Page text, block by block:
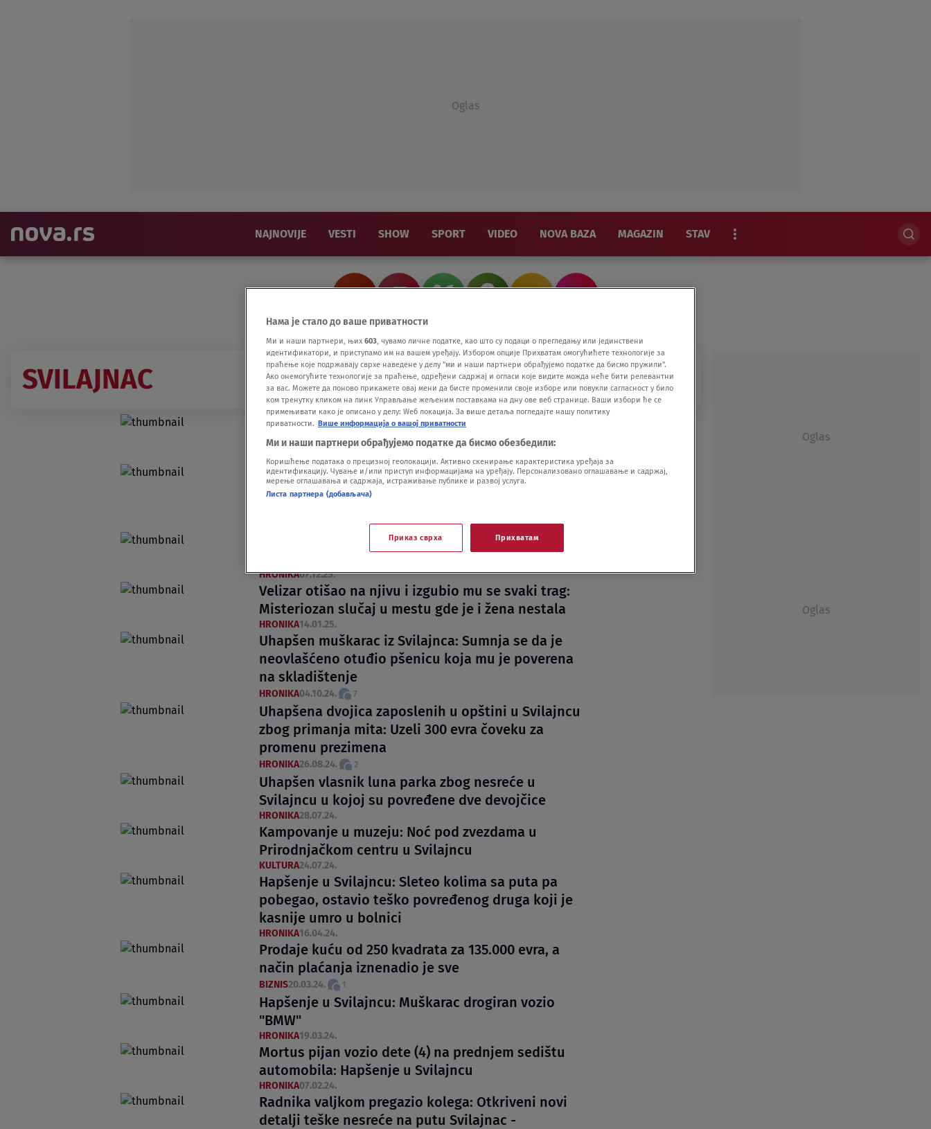
Oglas
NAJNOVIJE VESTI SHOW SPORT VIDEO NOVA BAZA MAGAZIN STAV
SVILAJNAC
Vučić: Most preko Velike Morava kod Svilajnca biće
završen za manje od dve godine
DRUŠTVO
Masovno trovanje životinja u Svilajncu, policija i
inspekcija umesto prikupljanja dokaza naložili
Automobil u kanalu, ima povređenih: Teška nesreća
HRONIKA07.12.25.
Velizar otišao na njivu i izgubio mu se svaki trag:
Misteriozan slučaj u mestu gde je i žena nestala
HRONIKA14.01.25.
Uhapšen muškarac iz Svilajnca: Sumnja se da je
neovlašćeno otuđio pšenicu koja mu je poverena
na skladištenje
HRONIKA04.10.24. 7
Uhapšena dvojica zaposlenih u opštini u Svilajncu
zbog primanja mita: Uzeli 300 evra čoveku za
promenu prezimena
HRONIKA26.08.24. 2
Uhapšen vlasnik luna parka zbog nesreće u
Svilajncu u kojoj su povređene dve devojčice
HRONIKA28.07.24.
Kampovanje u muzeju: Noć pod zvezdama u
Prirodnjačkom centru u Svilajncu
KULTURA24.07.24.
Hapšenje u Svilajncu: Sleteo kolima sa puta pa
pobegao, ostavio teško povređenog druga koji je
kasnije umro u bolnici
HRONIKA16.04.24.
Prodaje kuću od 250 kvadrata za 135.000 evra, a
način plaćanja iznenadio je sve
BIZNIS20.03.24. 1
Hapšenje u Svilajncu: Muškarac drogiran vozio
"BMW"
HRONIKA19.03.24.
Mortus pijan vozio dete (4) na prednjem sedištu
automobila: Hapšenje u Svilajncu
HRONIKA07.02.24.
Radnika valjkom pregazio kolega: Otkriveni novi
detalji teške nesreće na putu Svilajnac -
Oglas
Oglas
Нама је стало до ваше приватности
Ми и наши партнери, њих 603, чувамо личне податке, као што су подаци о прегледању или јединствени
идентификатори, и приступамо им на вашем уређају. Избором опције Прихватам омогућићете технологије за
праћење које подржавају сврхе наведене у делу "ми и наши партнери обрађујемо податке да бисмо пружили".
Ако онемогућите технологије за праћење, одређени садржај и огласи које видите можда неће бити релевантни
за вас. Можете да поново прикажете овај мени да бисте променили своје изборе или повукли сагласност у било
ком тренутку кликом на линк Управљање жељеним поставкама на дну ове веб странице. Ваши избори ће се
примењивати како је описано у делу: Wеб локација. За више детаља погледајте нашу политику
приватности. Више информација о вашој приватности
Ми и наши партнери обрађујемо податке да бисмо обезбедили:
Коришћење података о прецизној геолокацији. Активно скенирање карактеристика уређаја за
идентификацију. Чување и/или приступ информацијама на уређају. Персонализовано оглашавање и садржај,
мерење оглашавања и садржаја, истраживање публике и развој услуга.
Листа партнера (добављача)
Приказ сврха Прихватам